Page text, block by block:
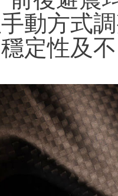
動方式
定性及